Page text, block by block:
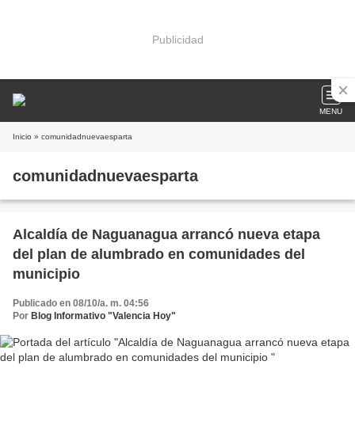
Publicidad
MENU
Inicio » comunidadnuevaesparta
comunidadnuevaesparta
Alcaldía de Naguanagua arrancó nueva etapa
del plan de alumbrado en comunidades del
municipio
Publicado en 08/10/a. m. 04:56
Por Blog Informativo "Valencia Hoy"